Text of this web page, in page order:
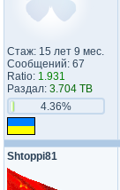
Стаж: 15 лет 9 мес.
Сообщений: 67
Ratio: 1.931
Раздал: 3.704 TB
4.36%
Shtoppi81